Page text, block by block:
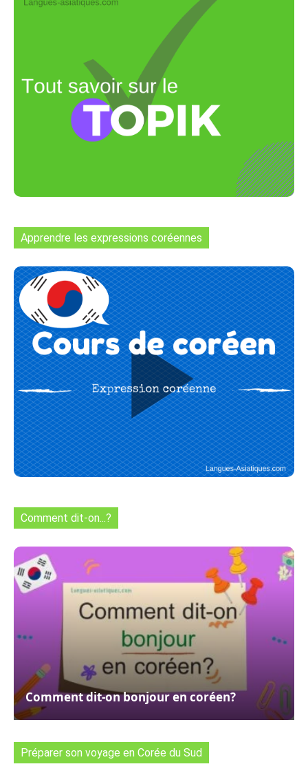
Apprendre les expressions coréennes
Comment dit-on...?
Comment dit-on bonjour en coréen?
Préparer son voyage en Corée du Sud